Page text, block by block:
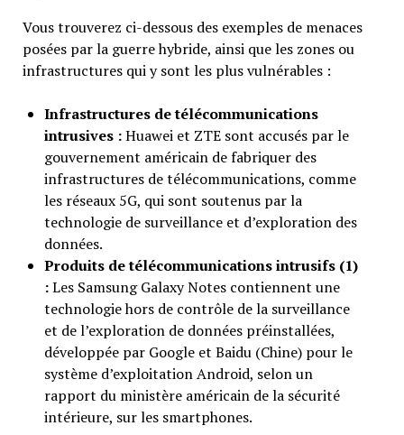
Vous trouverez ci-dessous des exemples de menaces
posées par la guerre hybride, ainsi que les zones ou
infrastructures qui y sont les plus vulnérables :
Infrastructures de télécommunications
intrusives :Huawei et ZTE sont accusés par le
gouvernement américain de fabriquer des
infrastructures de télécommunications, comme
les réseaux 5G, qui sont soutenus par la
technologie de surveillance et d’exploration des
données.
Produits de télécommunications intrusifs (1)
:Les Samsung Galaxy Notes contiennent une
technologie hors de contrôle de la surveillance
et de l’exploration de données préinstallées,
développée par Google et Baidu (Chine) pour le
système d’exploitation Android, selon un
rapport du ministère américain de la sécurité
intérieure, sur les smartphones.